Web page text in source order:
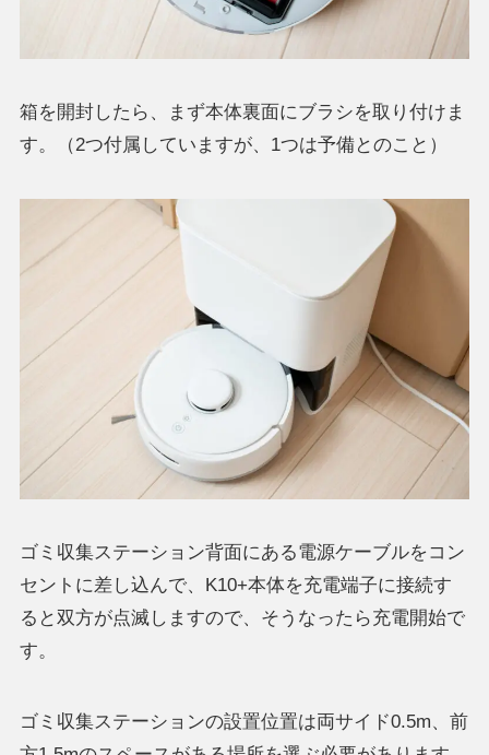
箱を開封したら、まず本体裏面にブラシを取り付けま
す。（2つ付属していますが、1つは予備とのこと）
ゴミ収集ステーション背面にある電源ケーブルをコン
セントに差し込んで、K10+本体を充電端子に接続す
ると双方が点滅しますので、そうなったら充電開始で
す。
ゴミ収集ステーションの設置位置は両サイド0.5m、前